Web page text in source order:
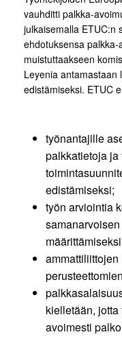
vauhditti palkka-
julkaisemalla ETUC:n
ehdotuksensa
muistuttaakseen
Leyenia antamastaan
edistämiseksi. ETUC
työnantajille
palkkatietoja
edistämiseksi;
työn arviointia
kielletään,
avoimesti